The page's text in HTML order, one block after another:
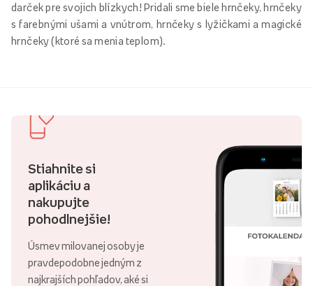
darček pre svojich blízkych! Pridali sme biele hrnčeky, hrnčeky
s farebnými ušami a vnútrom, hrnčeky s lyžičkami a magické
hrnčeky (ktoré sa menia teplom).
Stiahnite si
aplikáciu a
nakupujte
pohodlnejšie!
Úsmev milovanej osoby je
pravdepodobne jedným z
najkrajších pohľadov, aké si